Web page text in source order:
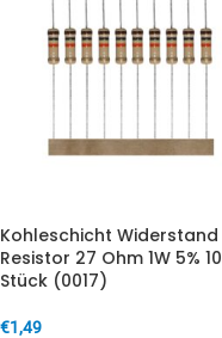
Kohleschicht Widerstand
Resistor 27 Ohm 1W 5% 10
Stück (0017)
€1,49